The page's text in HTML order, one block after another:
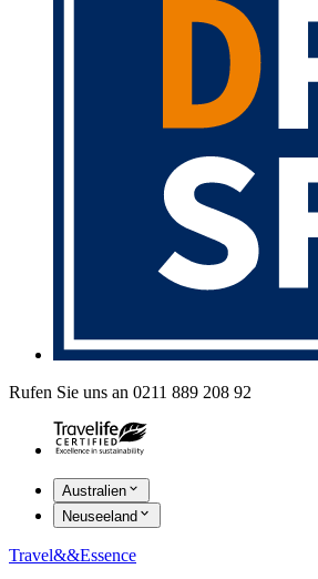
Rufen Sie uns an 0211 889 208 92
Australien
Neuseeland
Travel&&Essence